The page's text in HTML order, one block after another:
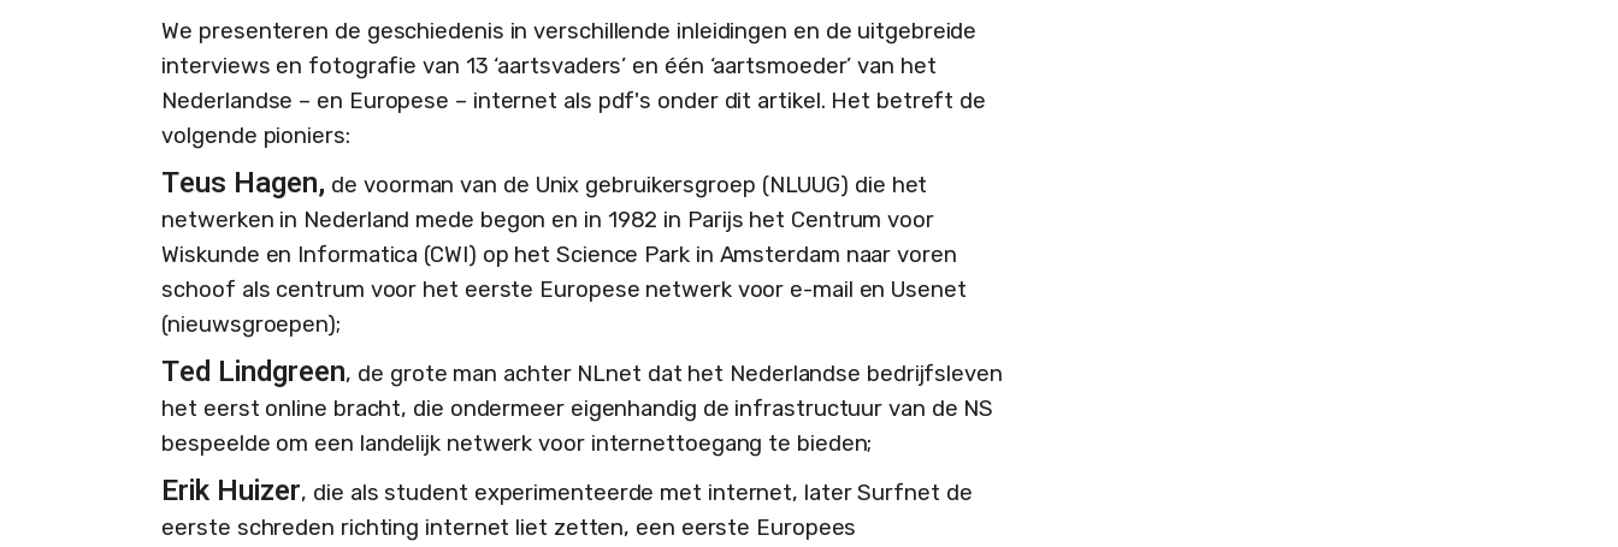
We presenteren de geschiedenis in verschillende inleidingen en de uitgebreide
interviews en fotografie van 13 ‘aartsvaders’ en één ‘aartsmoeder’ van het
Nederlandse – en Europese – internet als pdf's onder dit artikel. Het betreft de
volgende pioniers:
Teus Hagen, de voorman van de Unix gebruikersgroep (NLUUG) die het
netwerken in Nederland mede begon en in 1982 in Parijs het Centrum voor
Wiskunde en Informatica (CWI) op het Science Park in Amsterdam naar voren
schoof als centrum voor het eerste Europese netwerk voor e-mail en Usenet
(nieuwsgroepen);
Ted Lindgreen, de grote man achter NLnet dat het Nederlandse bedrijfsleven
het eerst online bracht, die ondermeer eigenhandig de infrastructuur van de NS
bespeelde om een landelijk netwerk voor internettoegang te bieden;
Erik Huizer, die als student experimenteerde met internet, later Surfnet de
eerste schreden richting internet liet zetten, een eerste Europees